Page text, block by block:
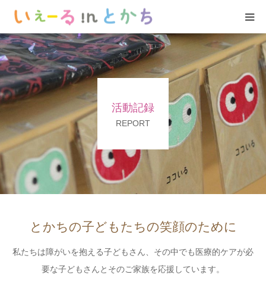
活動記録
REPORT
とかちの子どもたちの笑顔のために
私たちは障がいを抱える子どもさん、その中でも医療的ケアが必
要な子どもさんとそのご家族を応援しています。
ホーム
お知らせ
YeLLについて
いぇーる in とかち
活動記録
サポート